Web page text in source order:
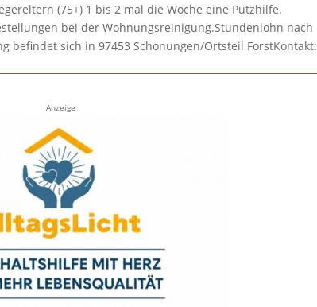
(75+) 1 bis 2 mal die Woche eine Putzhilfe.
bei der Wohnungsreinigung.Stundenlohn nach
befindet sich in 97453 Schonungen/Ortsteil ForstKontakt:
Anzeige